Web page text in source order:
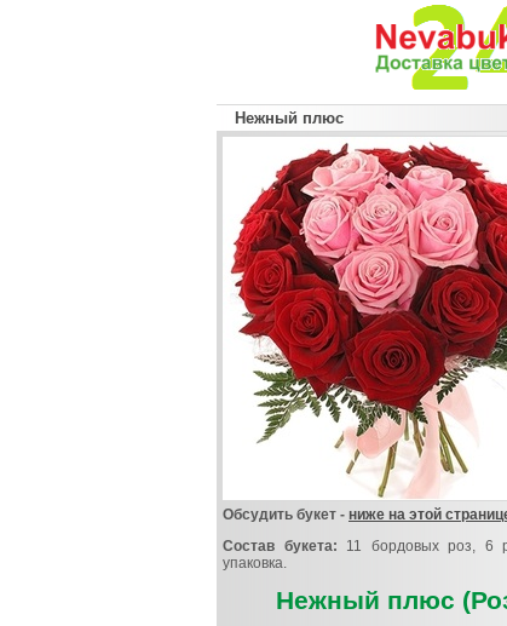
Нежный плюс
Обсудить букет - ниже на этой
Состав букета: 11 бордовых роз, 6
упаковка.
Нежный плюс